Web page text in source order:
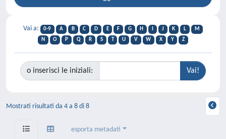
Vai a: 0-9 A B C D E F G H J K L
M
N
O P Q R S T U V W X Y Z
o inserisci le iniziali:
Mostrati risultati da 4 a 8 di 8
esporta metadati